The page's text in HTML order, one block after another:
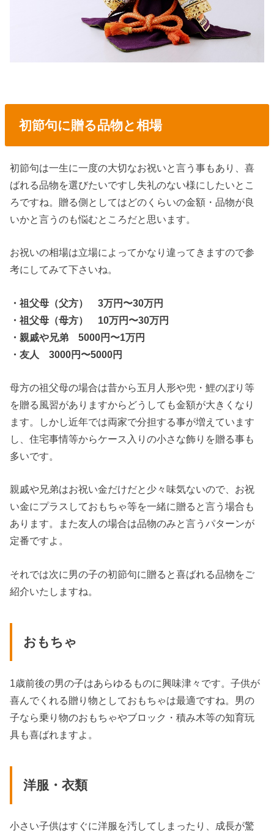
初節句に贈る品物と相場
初節句は一生に一度の大切なお祝いと言う事もあり、喜
ばれる品物を選びたいですし失礼のない様にしたいとこ
ろですね。贈る側としてはどのくらいの金額・品物が良
いかと言うのも悩むところだと思います。
お祝いの相場は立場によってかなり違ってきますので参
考にしてみて下さいね。
・祖父母（父方） 3万円〜30万円
・祖父母（母方） 10万円〜30万円
・親戚や兄弟 5000円〜1万円
・友人 3000円〜5000円
母方の祖父母の場合は昔から五月人形や兜・鯉のぼり等
を贈る風習がありますからどうしても金額が大きくなり
ます。しかし近年では両家で分担する事が増えています
し、住宅事情等からケース入りの小さな飾りを贈る事も
多いです。
親戚や兄弟はお祝い金だけだと少々味気ないので、お祝
い金にプラスしておもちゃ等を一緒に贈ると言う場合も
あります。また友人の場合は品物のみと言うパターンが
定番ですよ。
それでは次に男の子の初節句に贈ると喜ばれる品物をご
紹介いたしますね。
おもちゃ
1歳前後の男の子はあらゆるものに興味津々です。子供が
喜んでくれる贈り物としておもちゃは最適ですね。男の
子なら乗り物のおもちゃやブロック・積み木等の知育玩
具も喜ばれますよ。
洋服・衣類
小さい子供はすぐに洋服を汚してしまったり、成長が驚